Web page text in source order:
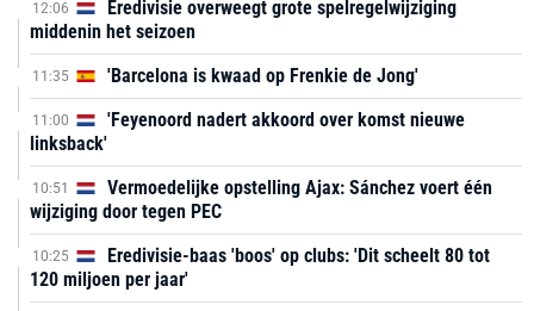
12:06
Eredivisie overweegt grote spelregelwijziging
middenin het seizoen
11:35 'Barcelona is kwaad op Frenkie de Jong'
11:00
'Feyenoord nadert akkoord over komst nieuwe
linksback'
10:51
Vermoedelijke opstelling Ajax: Sánchez voert één
wijziging door tegen PEC
10:25
Eredivisie-baas 'boos' op clubs: 'Dit scheelt 80 tot
120 miljoen per jaar'